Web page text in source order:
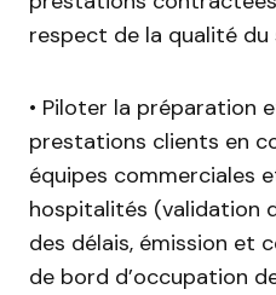
respect de la qualité du
• Piloter la préparation
prestations clients en
équipes commerciales
hospitalités (validation
des délais, émission et
de bord d’occupation